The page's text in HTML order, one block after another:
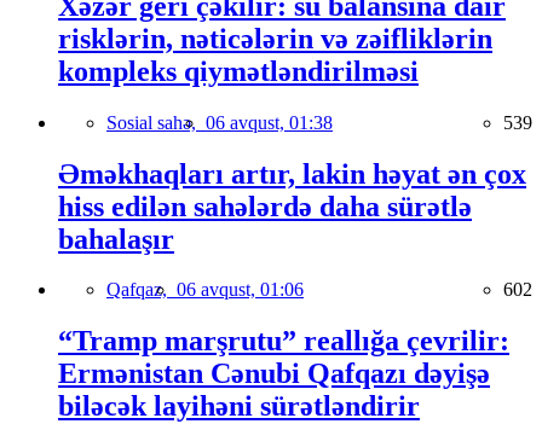
risklərin, nəticələrin və zəifliklərin
kompleks qiymətləndirilməsi
Sosial sahə, 06 avqust, 01:38 539
Əməkhaqları artır, lakin həyat ən çox
hiss edilən sahələrdə daha sürətlə
bahalaşır
Qafqaz, 06 avqust, 01:06 602
“Tramp marşrutu” reallığa çevrilir:
Ermənistan Cənubi Qafqazı dəyişə
biləcək layihəni sürətləndirir